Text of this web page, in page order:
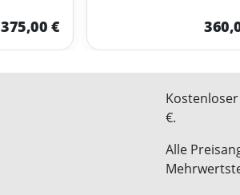
375,00 €
Kostenloser
€.
Alle